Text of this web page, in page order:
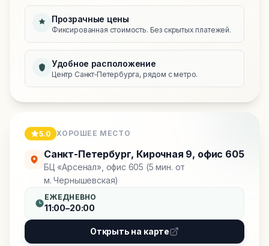
Прозрачные цены
Фиксированная стоимость. Без скрытых платежей.
Удобное расположение
Центр Санкт‑Петербурга, рядом с метро.
5.0 ХОРОШЕЕ МЕСТО
Санкт-Петербург, Кирочная 9, офис 605
БЦ «Арсенал», офис 605 (5 мин. от
м. Чернышевская)
ЕЖЕДНЕВНО
11:00–20:00
Открыть на карте